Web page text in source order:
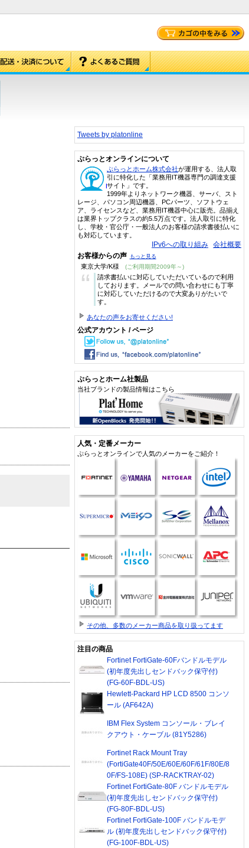
Tweets by platonline
ぷらっとオンラインについて
ぷらっとホーム株式会社が運用する、法人取
引に特化した「業務用IT機器専門の調達支援
サイト」です。
1999年よりネットワーク機器、サーバ、スト
レージ、パソコン周辺機器、PCパーツ、ソフトウェ
ア、ライセンスなど、業務用IT機器中心に販売。品揃え
は業界トップクラスの約5.5万点です。法人取引に特化
し、学校・官公庁・一般法人のお客様の請求書後払いに
も対応しています。
IPv6への取り組み 会社概要
お客様からの声 もっと見る
東京大学/K様 (ご利用期間2009年～)
“
請求書払いに対応していただいているので利用
しております。メールでの問い合わせにも丁寧
に対応していただけるので大変ありがたいで
す。
あなたの声をお寄せください!
公式アカウント / ページ
ぷらっとホーム社製品
当社ブランドの製品情報はこちら
人気・定番メーカー
ぷらっとオンラインで人気のメーカーをご紹介！
その他、多数のメーカー商品を取り扱ってます
注目の商品
Fortinet FortiGate-60Fバンドルモデル
(初年度先出しセンドバック保守付)
(FG-60F-BDL-US)
Hewlett-Packard HP LCD 8500 コンソ
ール (AF642A)
IBM Flex System コンソール・ブレイ
クアウト・ケーブル (81Y5286)
Fortinet Rack Mount Tray
(FortiGate40F/50E/60E/60F/61F/80E/8
0F/FS-108E) (SP-RACKTRAY-02)
Fortinet FortiGate-80F バンドルモデル
(初年度先出しセンドバック保守付)
(FG-80F-BDL-US)
Fortinet FortiGate-100F バンドルモデ
ル (初年度先出しセンドバック保守付)
(FG-100F-BDL-US)